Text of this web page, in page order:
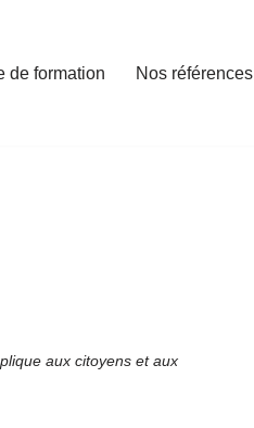
de formation Nos références
aux citoyens et aux